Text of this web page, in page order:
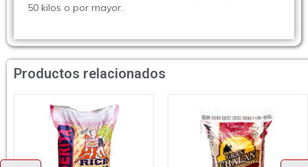
50 kilos o por mayor.
Productos relacionados